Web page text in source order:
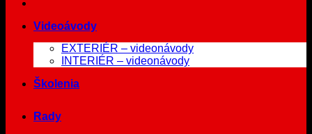
Videoávody
EXTERIÉR – videonávody
INTERIÉR – videonávody
Školenia
Rady